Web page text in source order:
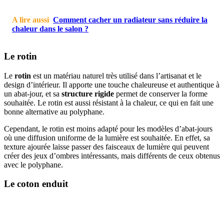
A lire aussi Comment cacher un radiateur sans réduire la
chaleur dans le salon ?
Le rotin
Le rotin est un matériau naturel très utilisé dans l’artisanat et le
design d’intérieur. Il apporte une touche chaleureuse et authentique à
un abat-jour, et sa structure rigide permet de conserver la forme
souhaitée. Le rotin est aussi résistant à la chaleur, ce qui en fait une
bonne alternative au polyphane.
Cependant, le rotin est moins adapté pour les modèles d’abat-jours
où une diffusion uniforme de la lumière est souhaitée. En effet, sa
texture ajourée laisse passer des faisceaux de lumière qui peuvent
créer des jeux d’ombres intéressants, mais différents de ceux obtenus
avec le polyphane.
Le coton enduit